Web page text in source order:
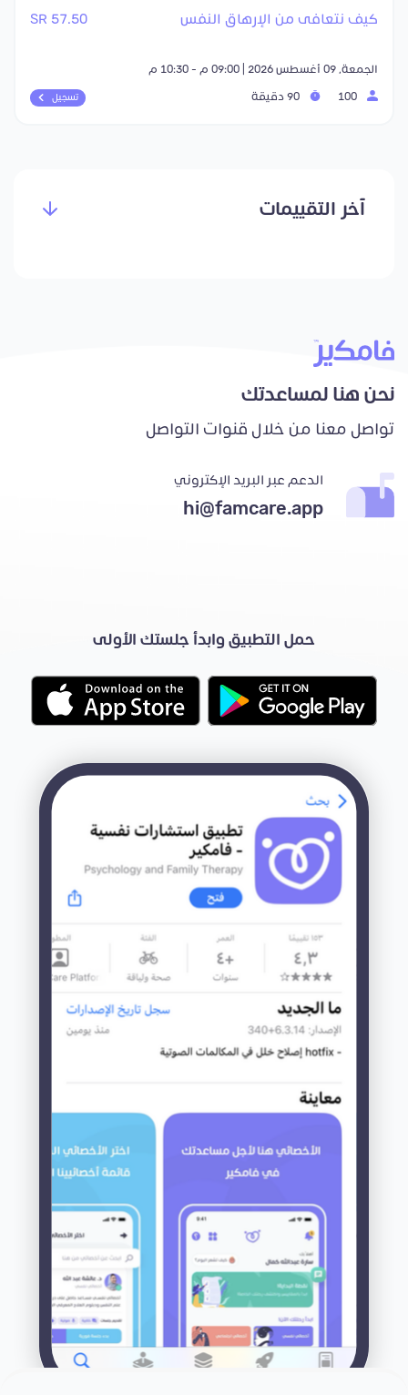
كيف نتعافى من الإرهاق النفس 57.50 SR
الجمعة, 09 أغسطس 2026 | 09:00 م - 10:30 م
تسجيل
آخر التقييمات
نحن هنا لمساعدتك
تواصل معنا من خلال قنوات التواصل
الدعم عبر البريد الإكتروني
hi@famcare.app
حمل التطبيق وابدأ جلستك الأولى